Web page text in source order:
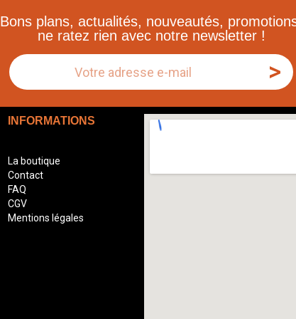
Bons plans, actualités, nouveautés,
ne ratez rien avec notre newsletter !
>
INFORMATIONS
La boutique
Contact
FAQ
CGV
Mentions légales